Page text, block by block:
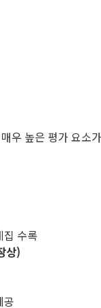
우 높은 평가 요소
수록
상)
공